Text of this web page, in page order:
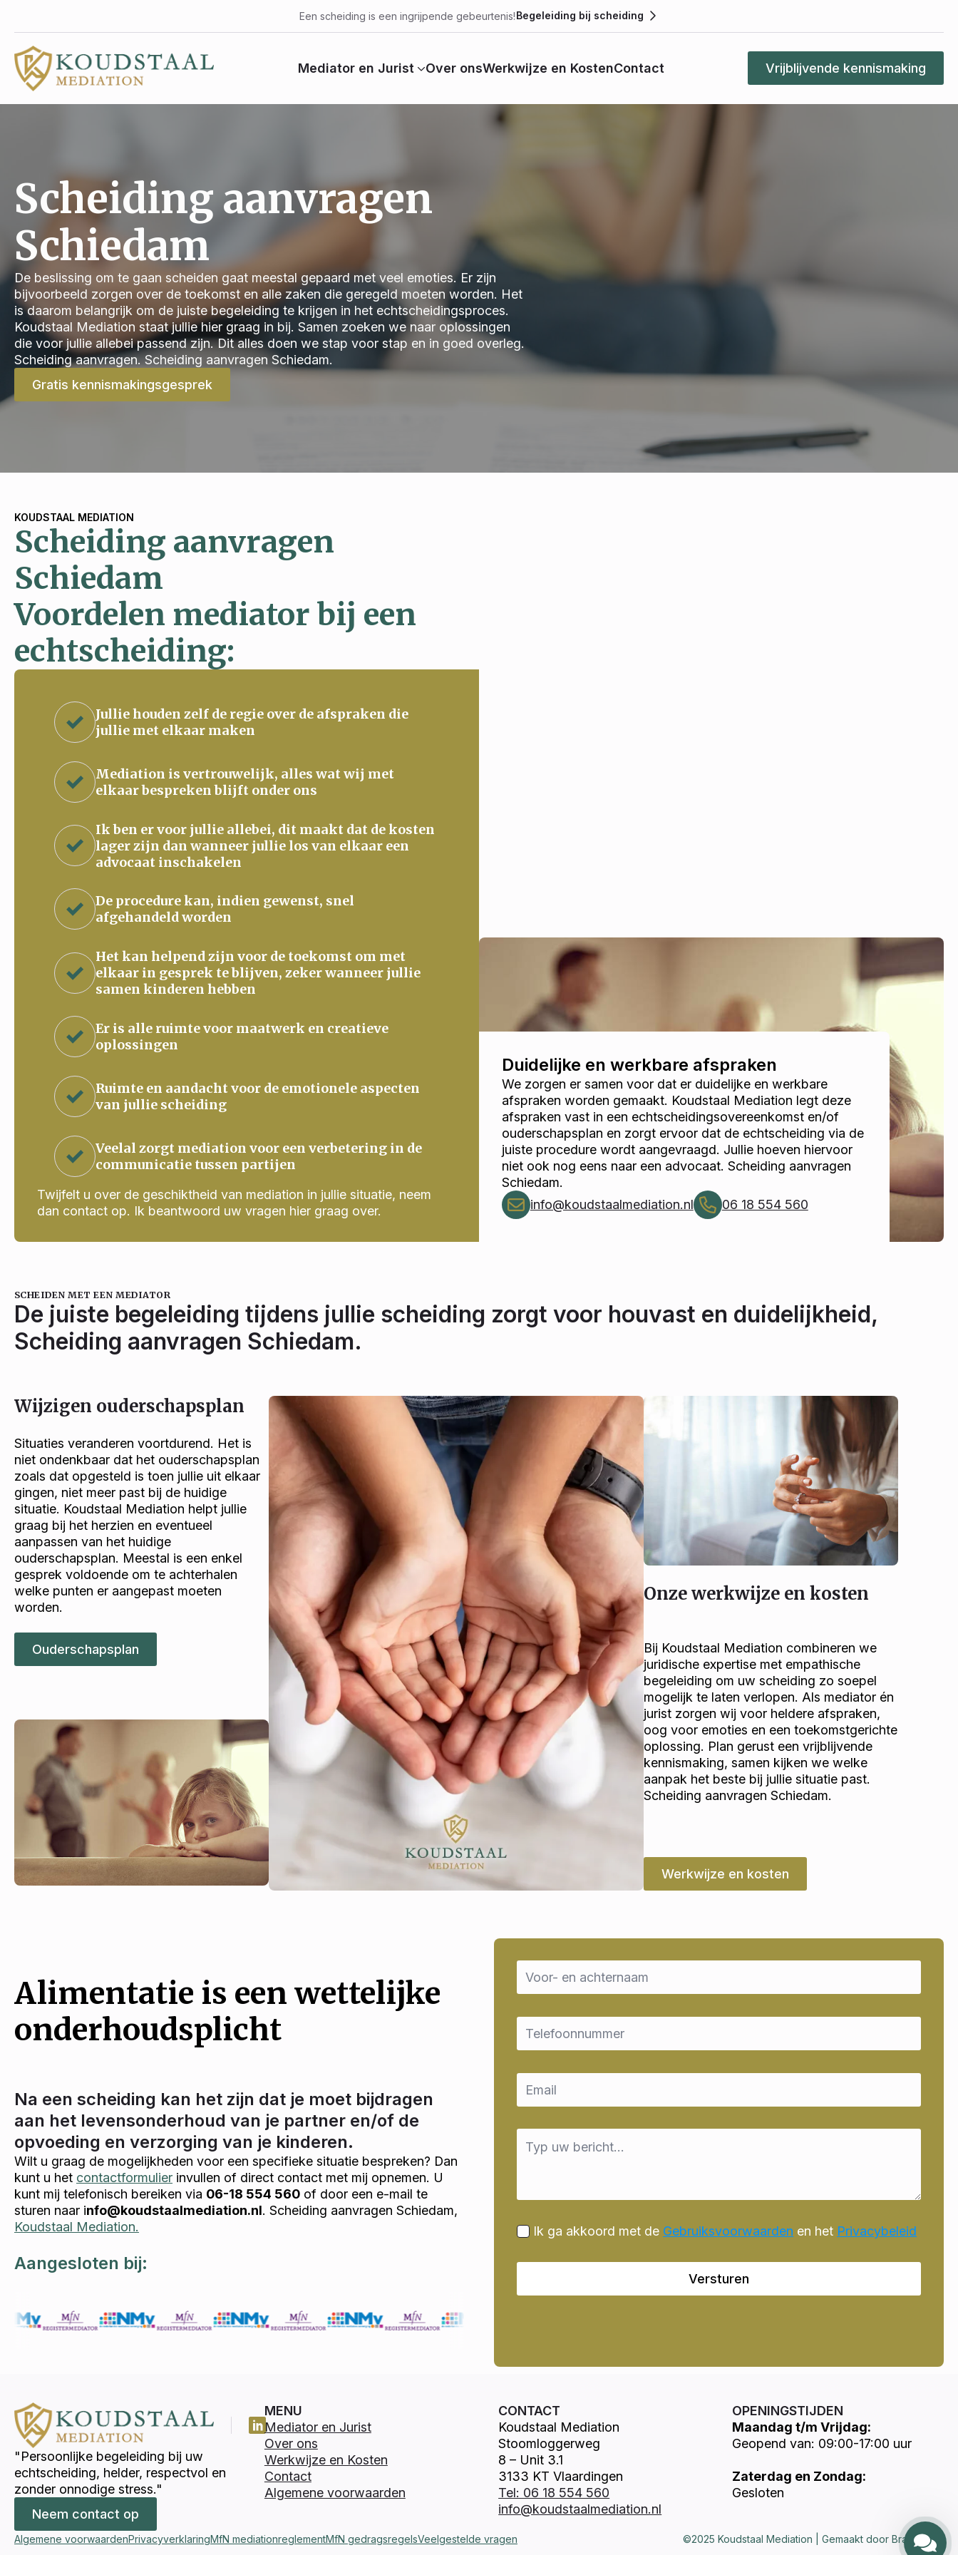
Een scheiding is een ingrijpende gebeurtenis!Begeleiding bij scheiding
Mediator en Jurist Over onsWerkwijze en KostenContact Vrijblijvende kennismaking
Scheiding aanvragen
Schiedam
De beslissing om te gaan scheiden gaat meestal gepaard met veel emoties. Er zijn
bijvoorbeeld zorgen over de toekomst en alle zaken die geregeld moeten worden. Het
is daarom belangrijk om de juiste begeleiding te krijgen in het echtscheidingsproces.
Koudstaal Mediation staat jullie hier graag in bij. Samen zoeken we naar oplossingen
die voor jullie allebei passend zijn. Dit alles doen we stap voor stap en in goed overleg.
Scheiding aanvragen. Scheiding aanvragen Schiedam.
Gratis kennismakingsgesprek
KOUDSTAAL MEDIATION
Scheiding aanvragen
Schiedam
Voordelen mediator bij een
echtscheiding:
Jullie houden zelf de regie over de afspraken die
jullie met elkaar maken
Mediation is vertrouwelijk, alles wat wij met
elkaar bespreken blijft onder ons
Ik ben er voor jullie allebei, dit maakt dat de kosten
lager zijn dan wanneer jullie los van elkaar een
advocaat inschakelen
De procedure kan, indien gewenst, snel
afgehandeld worden
Het kan helpend zijn voor de toekomst om met
elkaar in gesprek te blijven, zeker wanneer jullie
samen kinderen hebben
Er is alle ruimte voor maatwerk en creatieve
oplossingen
Ruimte en aandacht voor de emotionele aspecten
van jullie scheiding
Veelal zorgt mediation voor een verbetering in de
communicatie tussen partijen
Twijfelt u over de geschiktheid van mediation in jullie situatie, neem
dan contact op. Ik beantwoord uw vragen hier graag over.
Duidelijke en werkbare afspraken
We zorgen er samen voor dat er duidelijke en werkbare
afspraken worden gemaakt. Koudstaal Mediation legt deze
afspraken vast in een echtscheidingsovereenkomst en/of
ouderschapsplan en zorgt ervoor dat de echtscheiding via de
juiste procedure wordt aangevraagd. Jullie hoeven hiervoor
niet ook nog eens naar een advocaat. Scheiding aanvragen
Schiedam.
info@koudstaalmediation.nl
06 18 554 560
SCHEIDEN MET EEN MEDIATOR
De juiste begeleiding tijdens jullie scheiding zorgt voor houvast en duidelijkheid,
Scheiding aanvragen Schiedam.
Wijzigen ouderschapsplan
Situaties veranderen voortdurend. Het is
niet ondenkbaar dat het ouderschapsplan
zoals dat opgesteld is toen jullie uit elkaar
gingen, niet meer past bij de huidige
situatie. Koudstaal Mediation helpt jullie
graag bij het herzien en eventueel
aanpassen van het huidige
ouderschapsplan. Meestal is een enkel
gesprek voldoende om te achterhalen
welke punten er aangepast moeten
worden.
Ouderschapsplan
Onze werkwijze en kosten
Bij Koudstaal Mediation combineren we
juridische expertise met empathische
begeleiding om uw scheiding zo soepel
mogelijk te laten verlopen. Als mediator én
jurist zorgen wij voor heldere afspraken,
oog voor emoties en een toekomstgerichte
oplossing. Plan gerust een vrijblijvende
kennismaking, samen kijken we welke
aanpak het beste bij jullie situatie past.
Scheiding aanvragen Schiedam.
Werkwijze en kosten
Alimentatie is een wettelijke
onderhoudsplicht
Na een scheiding kan het zijn dat je moet bijdragen
aan het levensonderhoud van je partner en/of de
opvoeding en verzorging van je kinderen.
Wilt u graag de mogelijkheden voor een specifieke situatie bespreken? Dan
kunt u het contactformulier invullen of direct contact met mij opnemen. U
kunt mij telefonisch bereiken via 06-18 554 560 of door een e-mail te
sturen naar info@koudstaalmediation.nl. Scheiding aanvragen Schiedam,
Koudstaal Mediation.
Aangesloten bij:
Name
*
Email
Email
Message
Ik ga akkoord met de Gebruiksvoorwaarden en het Privacybeleid
Versturen
"Persoonlijke begeleiding bij uw
echtscheiding, helder, respectvol en
zonder onnodige stress."
Neem contact op
MENU
Mediator en Jurist
Over ons
Werkwijze en Kosten
Contact
Algemene voorwaarden
CONTACT
Koudstaal Mediation
Stoomloggerweg
8 – Unit 3.1
3133 KT Vlaardingen
Tel: 06 18 554 560
info@koudstaalmediation.nl
OPENINGSTIJDEN
Maandag t/m Vrijdag:
Geopend van: 09:00-17:00 uur
Zaterdag en Zondag:
Gesloten
Algemene voorwaardenPrivacyverklaringMfN mediationreglementMfN gedragsregelsVeelgestelde vragen ©2025 Koudstaal Mediation | Gemaakt door Brandways